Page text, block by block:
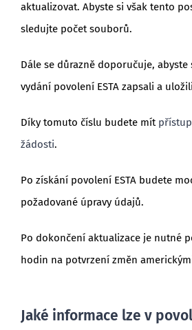
aktualizovat. Abyste si však tento
sledujte počet souborů.
Dále se důrazně doporučuje,
vydání povolení ESTA zapsali a
Díky tomuto číslu budete mít
žádosti.
Po získání povolení ESTA budete
požadované úpravy údajů.
Po dokončení aktualizace je nutné
hodin na potvrzení změn
Jaké informace lze v